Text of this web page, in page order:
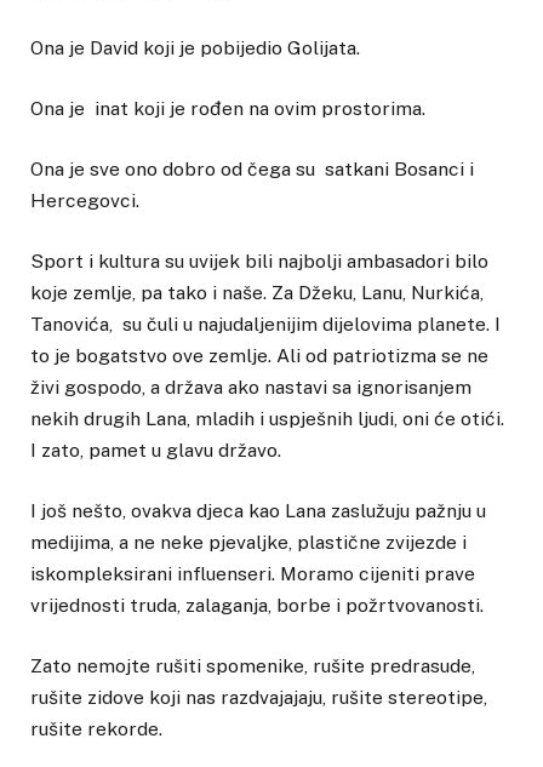
Ona je David koji je pobijedio Golijata.
Ona je inat koji je rođen na ovim prostorima.
Ona je sve ono dobro od čega su satkani Bosanci i
Hercegovci.
Sport i kultura su uvijek bili najbolji ambasadori bilo
koje zemlje, pa tako i naše. Za Džeku, Lanu, Nurkića,
Tanovića, su čuli u najudaljenijim dijelovima planete. I
to je bogatstvo ove zemlje. Ali od patriotizma se ne
živi gospodo, a država ako nastavi sa ignorisanjem
nekih drugih Lana, mladih i uspješnih ljudi, oni će otići.
I zato, pamet u glavu državo.
I još nešto, ovakva djeca kao Lana zaslužuju pažnju u
medijima, a ne neke pjevaljke, plastične zvijezde i
iskompleksirani influenseri. Moramo cijeniti prave
vrijednosti truda, zalaganja, borbe i požrtvovanosti.
Zato nemojte rušiti spomenike, rušite predrasude,
rušite zidove koji nas razdvajajaju, rušite stereotipe,
rušite rekorde.